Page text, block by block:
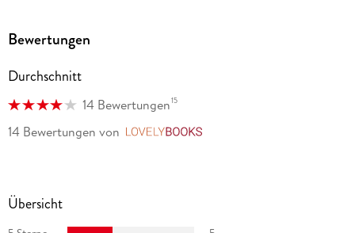
Jahre lang in der Finanzwelt, bevor er sich hauptberuflich
mehreren der über achtzig Expeditionen der NUMA teil.
Bewertungen
Durchschnitt
14 Bewertungen15
14 Bewertungen von
Übersicht